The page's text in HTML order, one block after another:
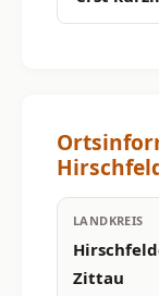
LANDKREIS
Zittau